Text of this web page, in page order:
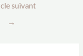
suivant
→